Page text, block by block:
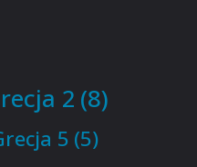
2 (8)
5 (5)